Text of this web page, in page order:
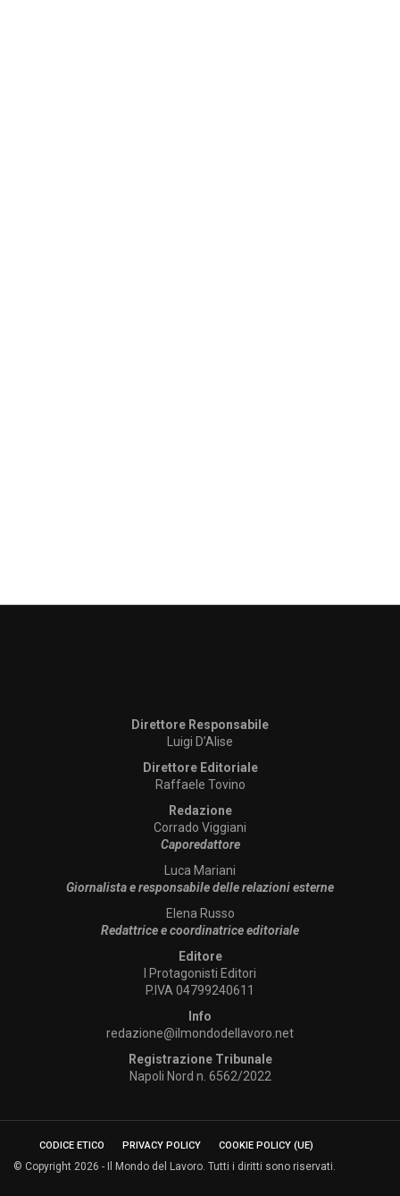
Direttore Responsabile
Luigi D’Alise
Direttore Editoriale
Raffaele Tovino
Redazione
Corrado Viggiani
Caporedattore
Luca Mariani
Giornalista e responsabile delle relazioni esterne
Elena Russo
Redattrice e coordinatrice editoriale
Editore
I Protagonisti Editori
P.IVA 04799240611
Info
redazione@ilmondodellavoro.net
Registrazione Tribunale
Napoli Nord n. 6562/2022
CODICE ETICO PRIVACY POLICY COOKIE POLICY (UE)
© Copyright 2026 - Il Mondo del Lavoro. Tutti i diritti sono riservati.